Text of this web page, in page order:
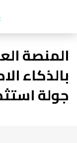
المنصة
جولة